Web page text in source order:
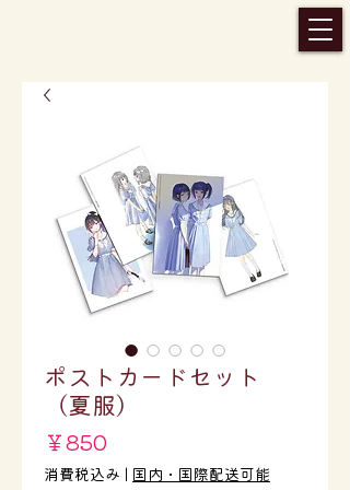
ポストカードセット
（夏服）
￥850
格
消費税込み 国内・国際配送可能